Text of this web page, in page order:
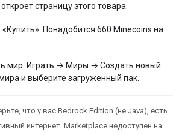
страницу этого товара.
Понадобится 660 Minecoins на
мир: Играть → Миры → Создать новый
и выберите загруженный пак.
что у вас Bedrock Edition (не Java), есть
интернет. Marketplace недоступен на